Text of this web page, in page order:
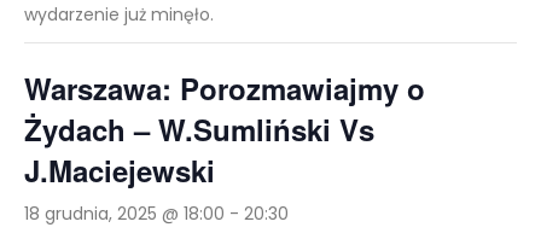
wydarzenie już minęło.
Warszawa: Porozmawiajmy o
Żydach – W.Sumliński Vs
J.Maciejewski
18 grudnia, 2025 @ 18:00 - 20:30